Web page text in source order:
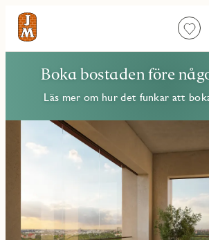
Boka bostaden före
Läs mer om hur det funkar att